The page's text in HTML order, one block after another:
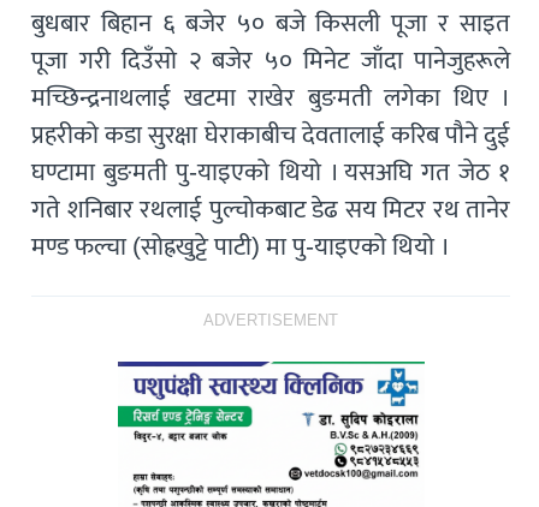
बुधबार बिहान ६ बजेर ५० बजे किसली पूजा र साइत
पूजा गरी दिउँसो २ बजेर ५० मिनेट जाँदा पानेजुहरूले
मच्छिन्द्रनाथलाई खटमा राखेर बुङमती लगेका थिए ।
प्रहरीको कडा सुरक्षा घेराकाबीच देवतालाई करिब पौने दुई
घण्टामा बुङमती पु-याइएको थियो । यसअघि गत जेठ १
गते शनिबार रथलाई पुल्चोकबाट डेढ सय मिटर रथ तानेर
मण्ड फल्चा (सोह्रखुट्टे पाटी) मा पु-याइएको थियो ।
ADVERTISEMENT